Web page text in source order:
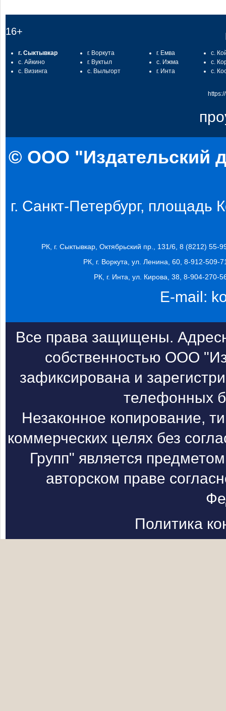
16+
г. Сыктывкар
с. Айкино
с. Визинга
г. Воркута
г. Вуктыл
с. Выльгорт
г. Емва
с. Ижма
г. Инта
с.
с.
с.
© ООО "Издательский
г. Санкт-Петербург, площадь
РК, г. Сыктывкар, Октябрьский пр., 131/6, 8 (8212) 55-
РК, г. Воркута, ул. Ленина, 60, 8-912-509-
РК, г. Инта, ул. Кирова, 38, 8-904-270-
E-mail:
Все права защищены.
собственностью ООО
зафиксирована и
телефонных
Незаконное копирование,
коммерческих целях без
Групп" является
авторском праве
Политика